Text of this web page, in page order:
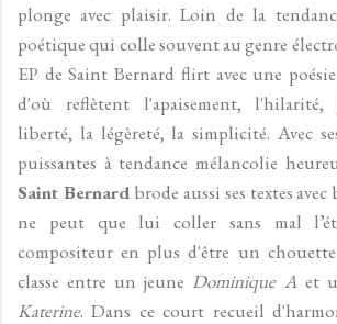
plonge avec plaisir. Loin de la
poétique qui colle souvent au genre
EP de Saint Bernard flirt avec une
d'où reflètent l'apaisement, l'hilarité,
liberté, la légèreté, la simplicité. Avec
puissantes à tendance mélancolie
Saint Bernardbrode aussi ses textes
ne peut que lui coller sans mal
compositeur en plus d'être un
classe entre un jeune Dominique Aet
Katerine. Dans ce court recueil